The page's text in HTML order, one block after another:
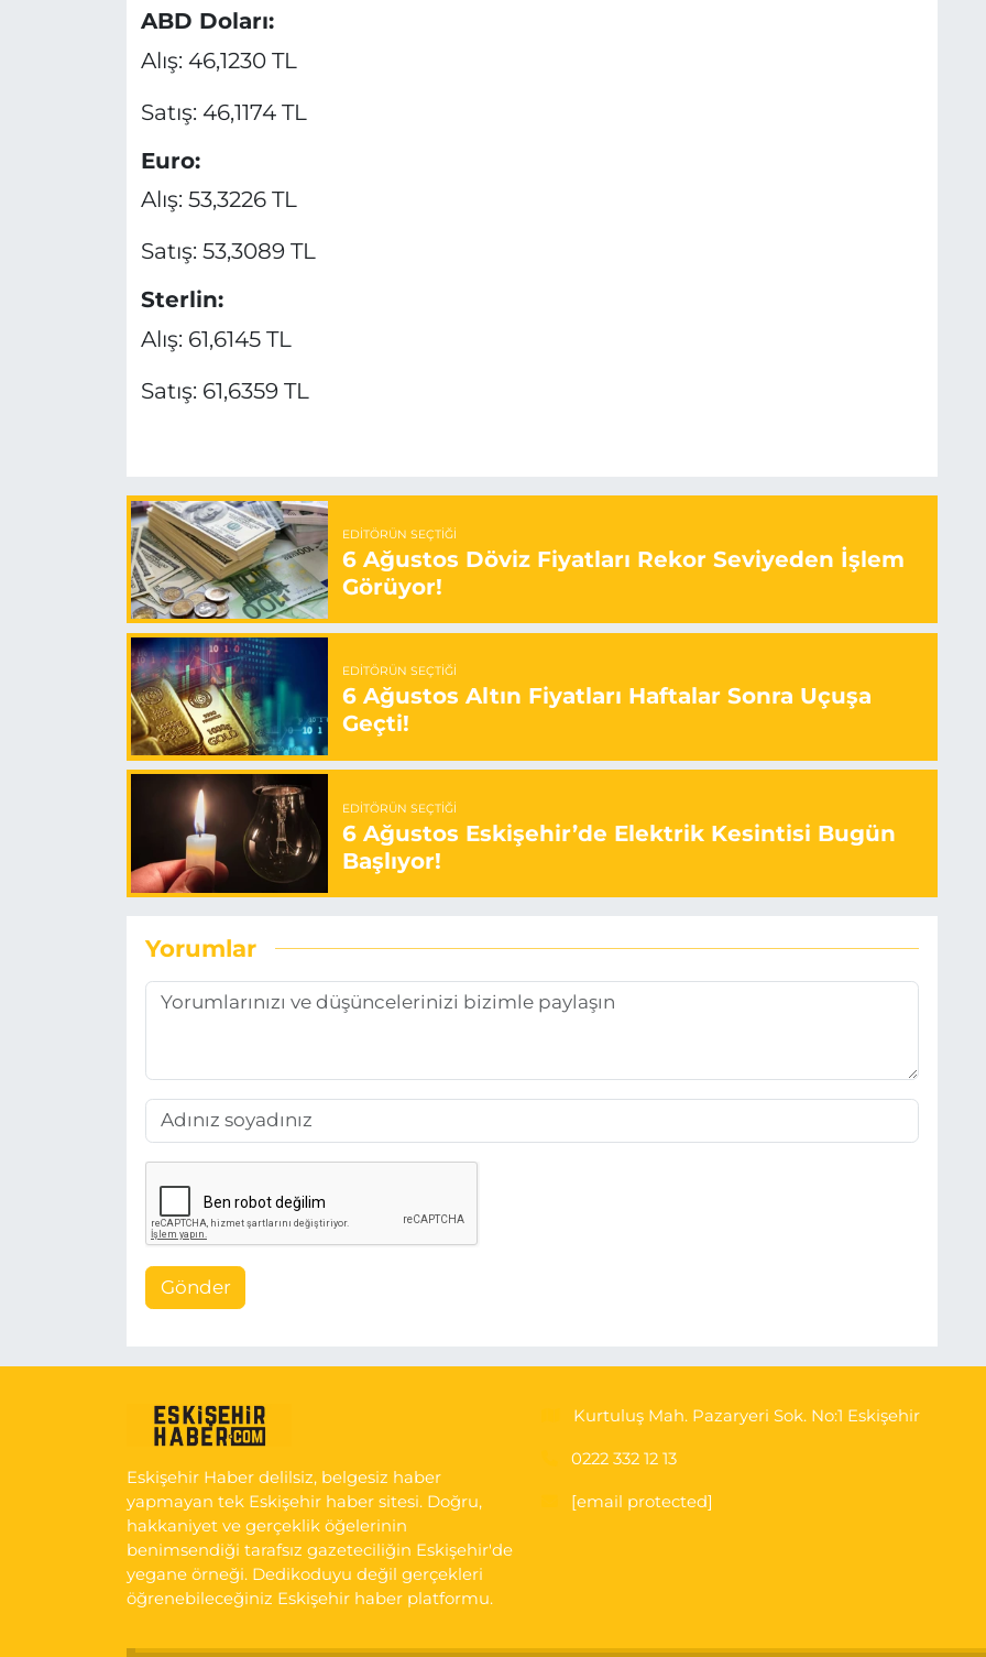
ABD Doları:
Alış: 46,1230 TL
Satış: 46,1174 TL
Euro:
Alış: 53,3226 TL
Satış: 53,3089 TL
Sterlin:
Alış: 61,6145 TL
Satış: 61,6359 TL
EDITÖRÜN SEÇTIĞI
6 Ağustos Döviz Fiyatları Rekor Seviyeden İşlem
Görüyor!
EDITÖRÜN SEÇTIĞI
6 Ağustos Altın Fiyatları Haftalar Sonra Uçuşa
Geçti!
EDITÖRÜN SEÇTIĞI
6 Ağustos Eskişehir’de Elektrik Kesintisi Bugün
Başlıyor!
Yorumlar
Gönder
Eskişehir Haber delilsiz, belgesiz haber
yapmayan tek Eskişehir haber sitesi. Doğru,
hakkaniyet ve gerçeklik öğelerinin
benimsendiği tarafsız gazeteciliğin Eskişehir'de
yegane örneği. Dedikoduyu değil gerçekleri
öğrenebileceğiniz Eskişehir haber platformu.
Kurtuluş Mah. Pazaryeri Sok. No:1 Eskişehir
0222 332 12 13
[email protected]